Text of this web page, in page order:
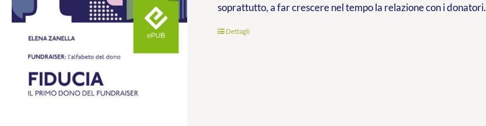
soprattutto, a far crescere nel tempo la relazione con i donatori.
Dettagli